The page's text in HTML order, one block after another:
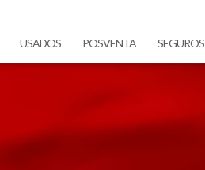
USADOS POSVENTA SEGUROS